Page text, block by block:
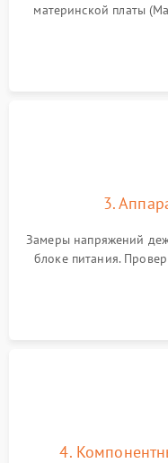
материнской платы
Проверка
3.
Замеры напряжений
блоке питания.
помощью
светодиодных
4.